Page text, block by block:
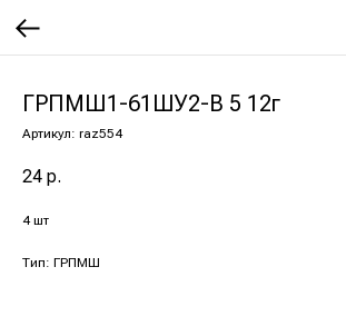
ГРПМШ1-61ШУ2-В 5 12г
Артикул: raz554
24 р.
4 шт
Тип: ГРПМШ